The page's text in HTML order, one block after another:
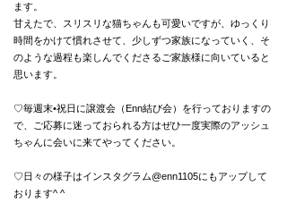
ます。
甘えたで、スリスリな猫ちゃんも可愛いですが、ゆっくり
時間をかけて慣れさせて、少しずつ家族になっていく、そ
のような過程も楽しんでくださるご家族様に向いていると
思います。
♡毎週末•祝日に譲渡会（Enn結び会）を行っておりますの
で、ご応募に迷っておられる方はぜひ一度実際のアッシュ
ちゃんに会いに来てやってください。
♡日々の様子はインスタグラム@enn1105にもアップして
おります^ ^